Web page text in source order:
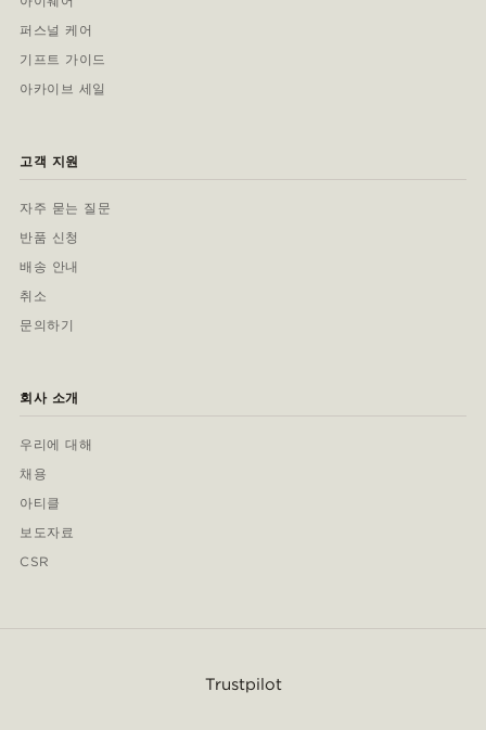
퍼스널 케어
기프트 가이드
아카이브 세일
고객 지원
자주 묻는 질문
반품 신청
배송 안내
취소
문의하기
회사 소개
우리에 대해
채용
아티클
보도자료
CSR
Trustpilot